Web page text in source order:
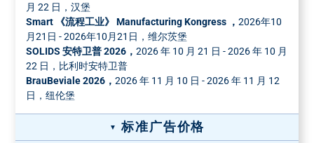
月 22 日，汉堡
Smart 《流程工业》 Manufacturing Kongress ， 2026年10
月21日 - 2026年10月21日，维尔茨堡
SOLIDS 安特卫普 2026， 2026 年 10 月 21 日 - 2026 年 10 月
22 日，比利时安特卫普
BrauBeviale 2026， 2026 年 11 月 10 日 - 2026 年 11 月 12
日，纽伦堡
标准广告价格